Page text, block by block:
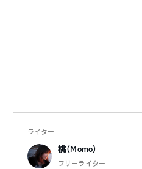
ライター
桃（Momo）
フリーライター